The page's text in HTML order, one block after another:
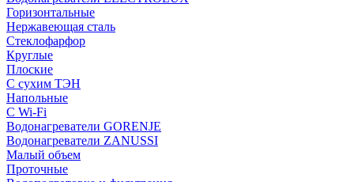
Горизонтальные
Нержавеющая сталь
Стеклофарфор
Круглые
Плоские
С сухим ТЭН
Напольные
С Wi-Fi
Водонагреватели GORENJE
Водонагреватели ZANUSSI
Малый объем
Проточные